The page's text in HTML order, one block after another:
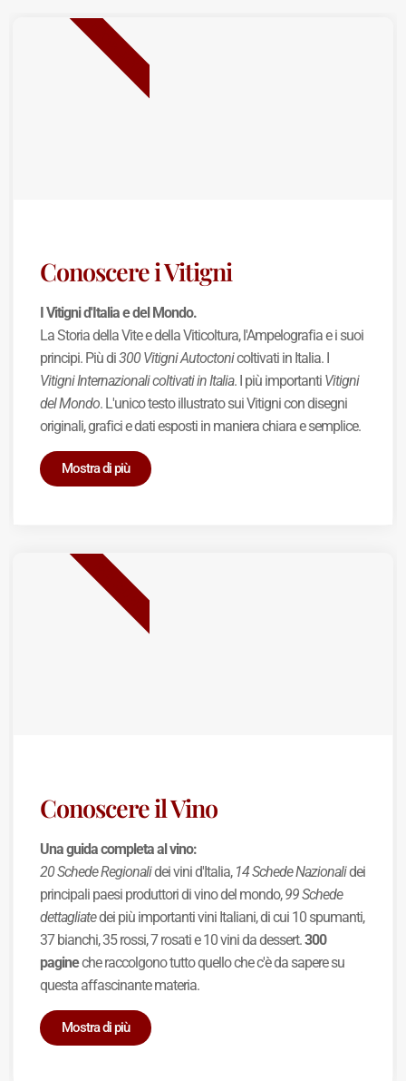
Conoscere i Vitigni
I Vitigni d'Italia e del Mondo.
La Storia della Vite e della Viticoltura, l'Ampelografia e i suoi
principi. Più di300 Vitigni Autoctonicoltivati in Italia. I
Vitigni Internazionali coltivati in Italia. I più importanti Vitigni
del Mondo. L'unico testo illustrato sui Vitigni con disegni
originali, grafici e dati esposti in maniera chiara e semplice.
Mostra di più
NUOVA USCITA
Conoscere il Vino
Una guida completa al vino:
20 Schede Regionalidei vini d'Italia, 14 Schede Nazionalidei
principali paesi produttori di vino del mondo,99 Schede
dettagliatedei più importanti vini Italiani, di cui 10 spumanti,
37 bianchi, 35 rossi, 7 rosati e 10 vini da dessert.300
pagineche raccolgono tutto quello che c'è da sapere su
questa affascinante materia.
Mostra di più
BEST SELLER